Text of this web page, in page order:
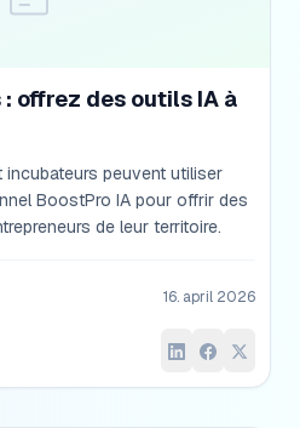
offrez des outils IA à
incubateurs peuvent utiliser
BoostPro IA pour offrir des
de leur territoire.
16. april 2026